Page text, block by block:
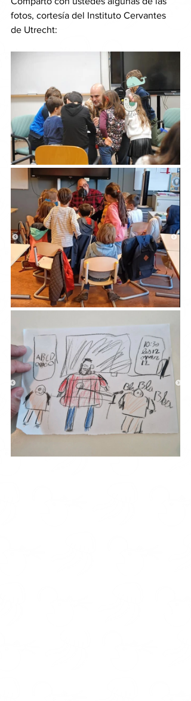
fotos, cortesía del Instituto Cervantes
de Utrecht: